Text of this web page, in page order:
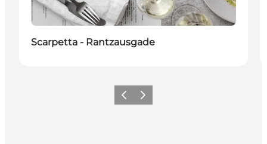
Scarpetta - Rantzausgade
Previous
Next